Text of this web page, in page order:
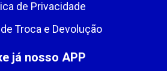
de Privacidade
Troca e Devolução
já nosso APP